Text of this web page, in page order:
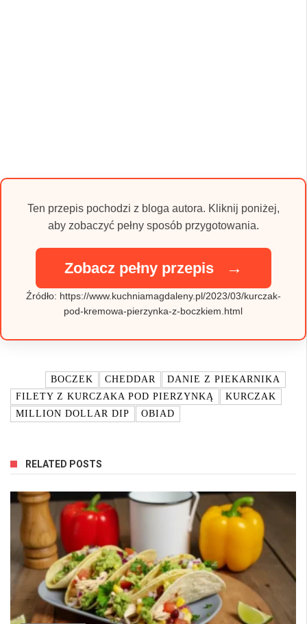
Ten przepis pochodzi z bloga autora. Kliknij poniżej,
aby zobaczyć pełny sposób przygotowania.
Zobacz pełny przepis →
Źródło: https://www.kuchniamagdaleny.pl/2023/03/kurczak-
pod-kremowa-pierzynka-z-boczkiem.html
BOCZEK CHEDDAR
DANIE Z PIEKARNIKA
FILETY Z KURCZAKA POD PIERZYNKĄ
KURCZAK
MILLION DOLLAR DIP
OBIAD
RELATED POSTS